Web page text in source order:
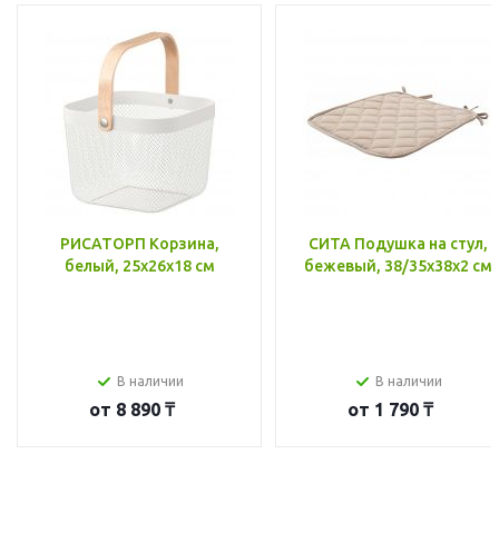
РИСАТОРП Корзина,
белый, 25x26x18 см
В наличии
от 8 890 ₸
СИТА Подушка на стул,
бежевый, 38/35x38x2 см
В наличии
от 1 790 ₸